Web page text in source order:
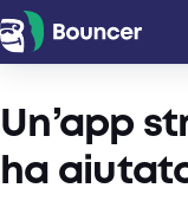
Vai
al
Un’app
ha